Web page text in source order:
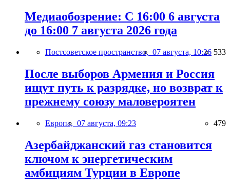
Медиаобозрение: С 16:00 6 августа
до 16:00 7 августа 2026 года
Постсоветское пространство, 07 августа, 10:26 533
После выборов Армения и Россия
ищут путь к разрядке, но возврат к
прежнему союзу маловероятен
Европа, 07 августа, 09:23 479
Азербайджанский газ становится
ключом к энергетическим
амбициям Турции в Европе